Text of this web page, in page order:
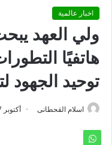
اخبار عالمية
ولي العهد
هاتفيًا
توحيد الجهود
اسلام القحطانى أكتوبر 7, 2025